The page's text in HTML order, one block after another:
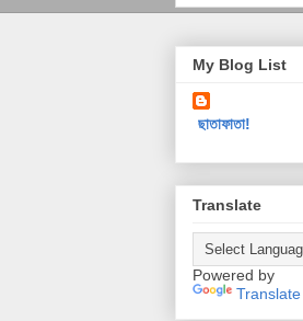
My Blog List
ছাতাফাতা!
Translate
Powered by
Translate